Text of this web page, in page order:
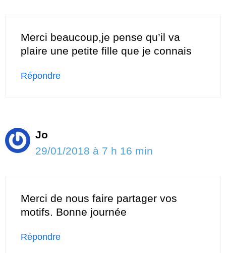
Merci beaucoup,je pense qu’il va
plaire une petite fille que je connais
Répondre
Jo
29/01/2018 à 7 h 16 min
Merci de nous faire partager vos
motifs. Bonne journée
Répondre